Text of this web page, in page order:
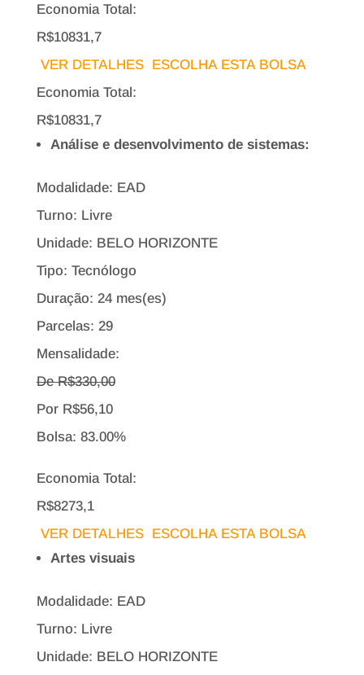
Economia Total:
R$10831,7
VER DETALHES ESCOLHA ESTA BOLSA
Economia Total:
R$10831,7
Análise e desenvolvimento de sistemas:
Modalidade: EAD
Turno: Livre
Unidade: BELO HORIZONTE
Tipo: Tecnólogo
Duração: 24 mes(es)
Parcelas: 29
Mensalidade:
De R$330,00
Por R$56,10
Bolsa: 83.00%
Economia Total:
R$8273,1
VER DETALHES ESCOLHA ESTA BOLSA
Artes visuais
Modalidade: EAD
Turno: Livre
Unidade: BELO HORIZONTE